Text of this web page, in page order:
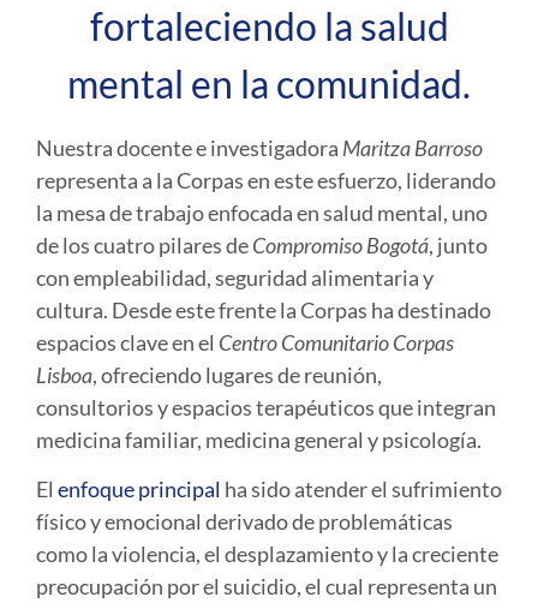
fortaleciendo la salud
mental en la comunidad.
Nuestra docente e investigadora Maritza Barroso
representa a la Corpas en este esfuerzo, liderando
la mesa de trabajo enfocada en salud mental, uno
de los cuatro pilares deCompromiso Bogotá, junto
con empleabilidad, seguridad alimentaria y
cultura. Desde este frente la Corpas ha destinado
espacios clave en el Centro Comunitario Corpas
Lisboa, ofreciendo lugares de reunión,
consultorios y espacios terapéuticos que integran
medicina familiar, medicina general y psicología.
El enfoque principal ha sido atender el sufrimiento
físico y emocional derivado de problemáticas
como la violencia, el desplazamiento y la creciente
preocupación por el suicidio, el cual representa un